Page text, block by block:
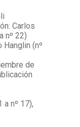
Carlos
nº 22)
Hanglin (nº
de
a nº 17),